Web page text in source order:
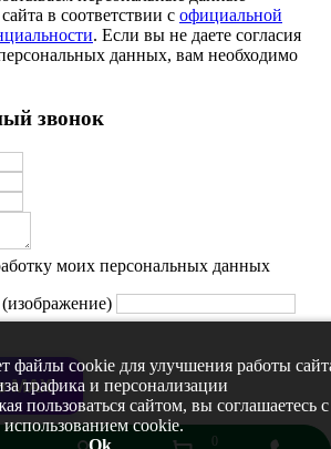
в соответствии с официальной
. Если вы не даете согласия
данных, вам необходимо
файлы cookie для улучшения работы
трафика и персонализации
пользоваться сайтом, вы соглашаетесь с
использованием cookie.
Ok
звонок
моих персональных данных
0
MAX